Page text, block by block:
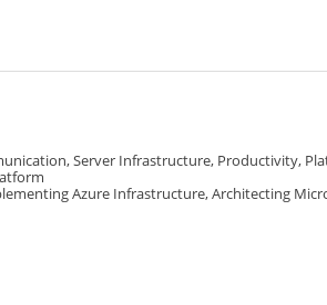
Server Infrastructure, Productivity,
Azure Infrastructure, Architecting